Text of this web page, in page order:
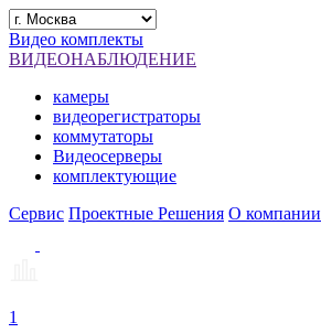
Видео комплекты
ВИДЕОНАБЛЮДЕНИЕ
камеры
видеорегистраторы
коммутаторы
Видеосерверы
комплектующие
Сервис Проектные Решения О компании
1